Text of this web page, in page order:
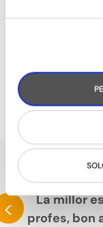
PARLEN
<
La millor
profes, bon